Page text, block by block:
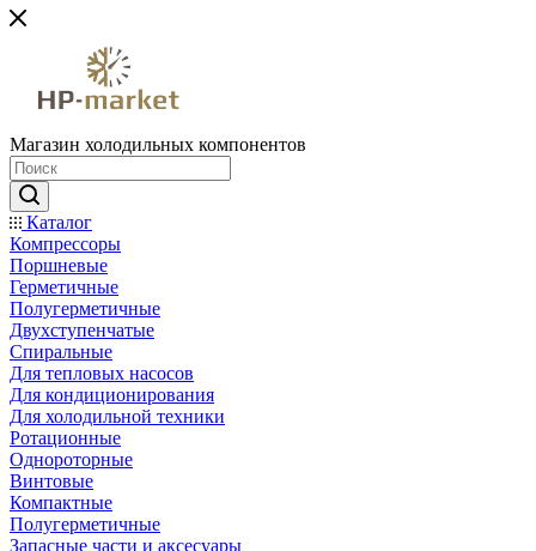
Магазин холодильных компонентов
Каталог
Компрессоры
Поршневые
Герметичные
Полугерметичные
Двухступенчатые
Спиральные
Для тепловых насосов
Для кондиционирования
Для холодильной техники
Ротационные
Однороторные
Винтовые
Компактные
Полугерметичные
Запасные части и аксесуары